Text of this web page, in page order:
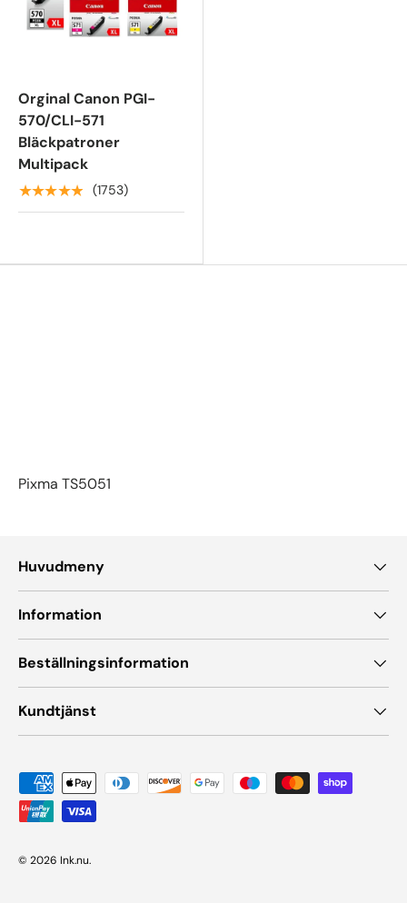
Orginal Canon PGI-
570/CLI-571
Bläckpatroner
Multipack
★★★★★ (1753)
Pixma TS5051
Huvudmeny
Information
Beställningsinformation
Kundtjänst
Accepterade betalningsmetoder
© 2026 Ink.nu.